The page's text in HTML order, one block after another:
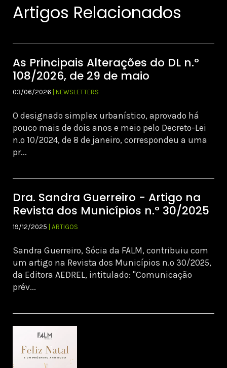
Artigos Relacionados
As Principais Alterações do DL n.º
108/2026, de 29 de maio
03/06/2026 | NEWSLETTERS
O designado simplex urbanístico, aprovado há
pouco mais de dois anos e meio pelo Decreto-Lei
n.º 10/2024, de 8 de janeiro, correspondeu a uma
pr...
Dra. Sandra Guerreiro - Artigo na
Revista dos Municípios n.º 30/2025
19/12/2025 | ARTIGOS
Sandra Guerreiro, Sócia da FALM, contribuiu com
um artigo na Revista dos Municípios n.º 30/2025,
da Editora AEDREL, intitulado: "Comunicação
prév...